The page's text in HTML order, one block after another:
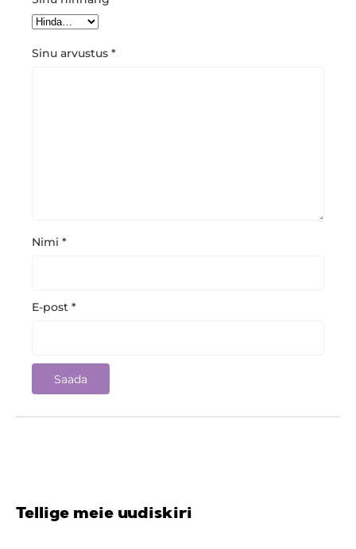
Sinu arvustus *
Nimi *
E-post *
Tellige meie uudiskiri